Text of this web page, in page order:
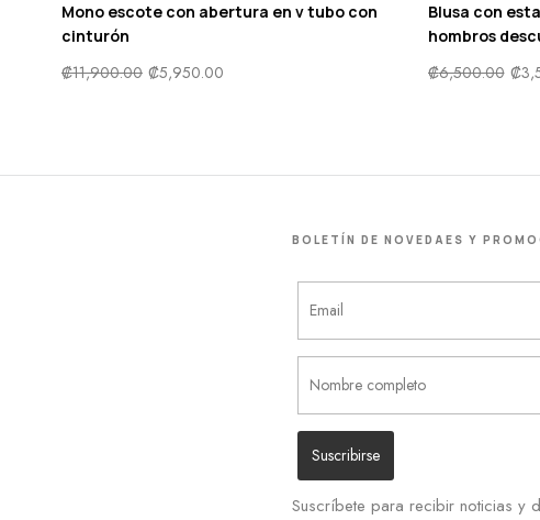
Mono escote con abertura en v tubo con
cinturón
₡11,900.00 ₡5,950.00
Blusa con
hombros
₡6,500.00 ₡
BOLETÍN DE NOVEDAES Y
Suscríbete para recibir noticias y